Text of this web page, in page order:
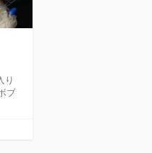
り
ブ